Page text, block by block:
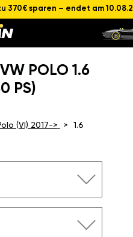
zu 370€ sparen – endet am
POLO 1.6
PS)
(VI) 2017->
1.6